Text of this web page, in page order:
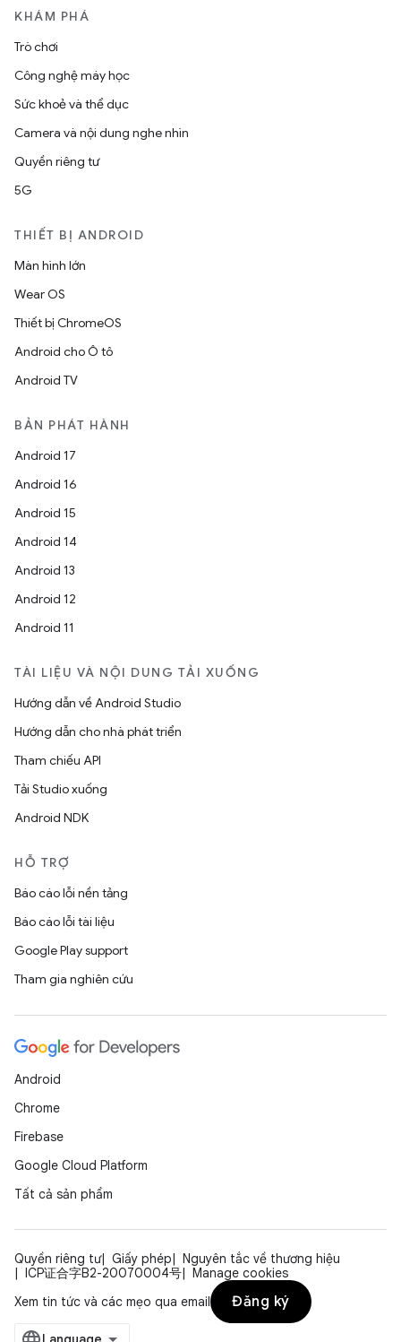
KHÁM PHÁ
Trò chơi
Công nghệ máy học
Sức khoẻ và thể dục
Camera và nội dung nghe nhìn
Quyền riêng tư
5G
THIẾT BỊ ANDROID
Màn hình lớn
Wear OS
Thiết bị ChromeOS
Android cho Ô tô
Android TV
BẢN PHÁT HÀNH
Android 17
Android 16
Android 15
Android 14
Android 13
Android 12
Android 11
TÀI LIỆU VÀ NỘI DUNG TẢI XUỐNG
Hướng dẫn về Android Studio
Hướng dẫn cho nhà phát triển
Tham chiếu API
Tải Studio xuống
Android NDK
HỖ TRỢ
Báo cáo lỗi nền tảng
Báo cáo lỗi tài liệu
Google Play support
Tham gia nghiên cứu
Android
Chrome
Firebase
Google Cloud Platform
Tất cả sản phẩm
Quyền riêng tư Giấy phép
Nguyên tắc về thương hiệu
ICP证合字B2-20070004号
Manage cookies
Xem tin tức và các mẹo qua email
Đăng ký